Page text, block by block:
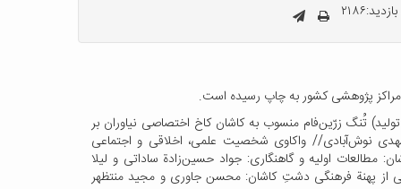
مراکز پژوهشی کشور به چاپ رسیده است.
تُنگ زرّین‌فام منسوب به کاشان کاخ اختصاصی نیاوران بر
نوش‌آبادی// واکاوی شخصیت علمی، اخلاقی و اجتماعی
مطالعات اولیه و گاهنگاری: جواد حسین‌زادة ساداتی و لیلا
از پهنة فرهنگی دشتِ کاشان: محسن جاوری و مجید منتظهر